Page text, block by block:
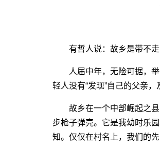
有哲人说：故乡是带不走
人届中年，无险可据，举
轻人没有“发现”自己的父亲，
故乡在一个中部崛起之县
步枪子弹壳。它是我幼时乐
知。仅仅在村名上，我们的